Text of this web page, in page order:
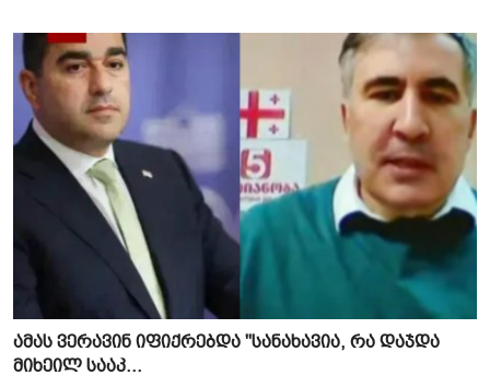
ამას ვერავინ იფიქრებდა "სანახავია, რა დაჯდა
მიხეილ სააკ...